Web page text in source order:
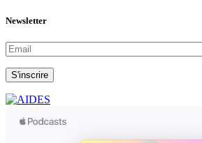
Newsletter
S'inscrire